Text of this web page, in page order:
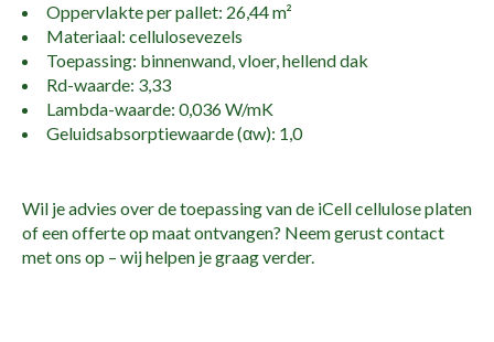
Oppervlakte per pallet: 26,44 m²
Materiaal: cellulosevezels
Toepassing: binnenwand, vloer, hellend dak
Rd-waarde: 3,33
Lambda-waarde: 0,036 W/mK
Geluidsabsorptiewaarde (αw): 1,0
Wil je advies over de toepassing van de iCell cellulose platen
of een offerte op maat ontvangen? Neem gerust contact
met ons op – wij helpen je graag verder.